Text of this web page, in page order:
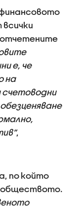
отчетените
е, че
на
счетоводни
,
по който